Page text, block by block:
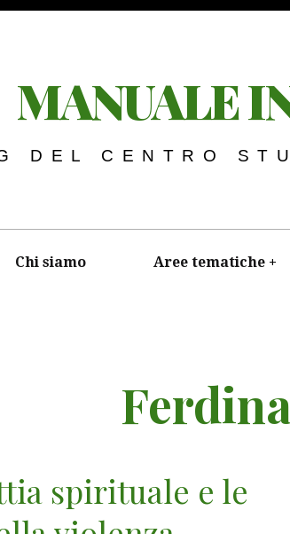
MANUALE
DEL CENTRO
Chi siamo Aree tematiche
spirituale e le